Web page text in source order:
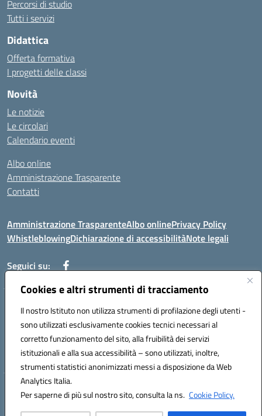
Cookies e altri strumenti di tracciamento
Il nostro Istituto non utilizza strumenti di profilazione degli utenti -
sono utilizzati esclusivamente cookies tecnici necessari al
corretto funzionamento del sito, alla fruibilità dei servizi
istituzionali e alla sua accessibilità – sono utilizzati, inoltre,
strumenti statistici anonimizzati messi a disposizione da Web
Analytics Italia.
Per saperne di più sul nostro sito, consulta la ns. Cookie Policy.
Percorsi di studio
Tutti i servizi
Didattica
Offerta formativa
I progetti delle classi
Novità
Le notizie
Le circolari
Calendario eventi
Albo online
Amministrazione Trasparente
Contatti
Amministrazione TrasparenteAlbo onlinePrivacy Policy
WhistleblowingDichiarazione di accessibilitàNote legali
Seguici su:
Telefono: 0881814875
Mail: fgic86100g@istruzione.it PEC: fgic86100g@pec.istruzione.it
Codice univoco ufficio: UF0Y26 Codice IPA: istsc_fgic86100g
Codice meccanografico: FGIC86100G
Codice fiscale: 80030630711
Hosting & Powered by 3D Solution S.r.l.
Concept & Design by Designers Italia